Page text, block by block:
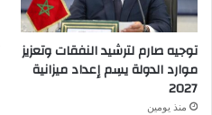
توجيه صارم لترشيد النفقات وتعزيز
موارد الدولة يسِم إعداد ميزانية
2027
منذ يومين